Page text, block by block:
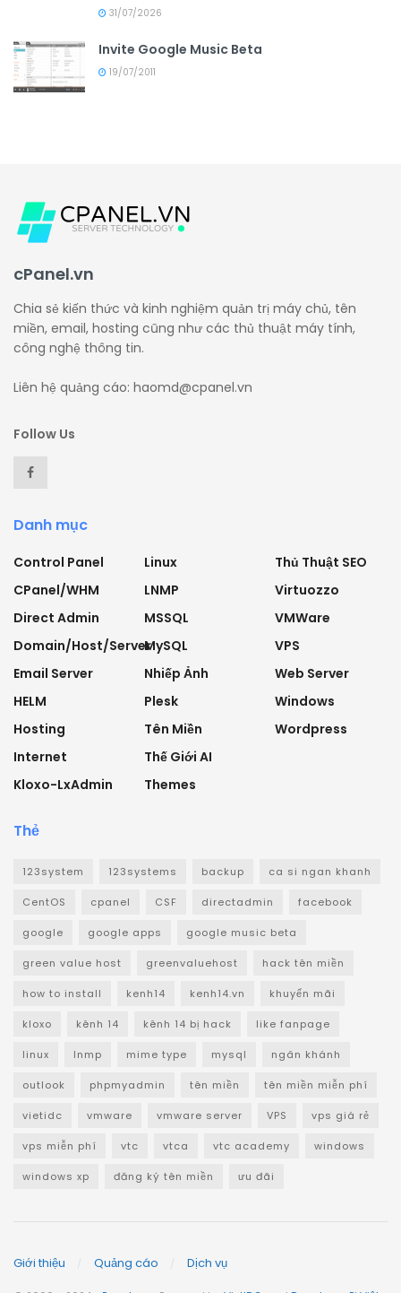
31/07/2026
Invite Google Music Beta
19/07/2011
cPanel.vn
Chia sẻ kiến thức và kinh nghiệm quản trị máy chủ, tên
miền, email, hosting cũng như các thủ thuật máy tính,
công nghệ thông tin.
Liên hệ quảng cáo: haomd@cpanel.vn
Follow Us
Danh mục
Control Panel
CPanel/WHM
Direct Admin
Domain/Host/Server
Email Server
HELM
Hosting
Internet
Kloxo-LxAdmin
Linux
LNMP
MSSQL
MySQL
Nhiếp Ảnh
Plesk
Tên Miền
Thế Giới AI
Themes
Thủ Thuật SEO
Virtuozzo
VMWare
VPS
Web Server
Windows
Wordpress
Thẻ
123system 123systems backup ca si ngan khanh
CentOS cpanel CSF directadmin facebook
google google apps google music beta
green value host greenvaluehost hack tên miền
how to install kenh14 kenh14.vn khuyến mãi
kloxo kênh 14 kênh 14 bị hack like fanpage
linux lnmp mime type mysql ngân khánh
outlook phpmyadmin tên miền tên miền miễn phí
vietidc vmware vmware server VPS vps giá rẻ
vps miễn phí vtc vtca vtc academy windows
windows xp đăng ký tên miền ưu đãi
Giới thiệu Quảng cáo Dịch vụ